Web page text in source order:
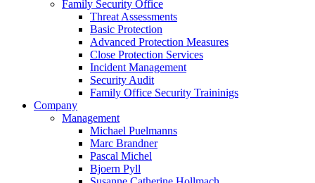
Family Security Office
Threat Assessments
Basic Protection
Advanced Protection Measures
Close Protection Services
Incident Management
Security Audit
Family Office Security Traininigs
Company
Management
Michael Puelmanns
Marc Brandner
Pascal Michel
Bjoern Pyll